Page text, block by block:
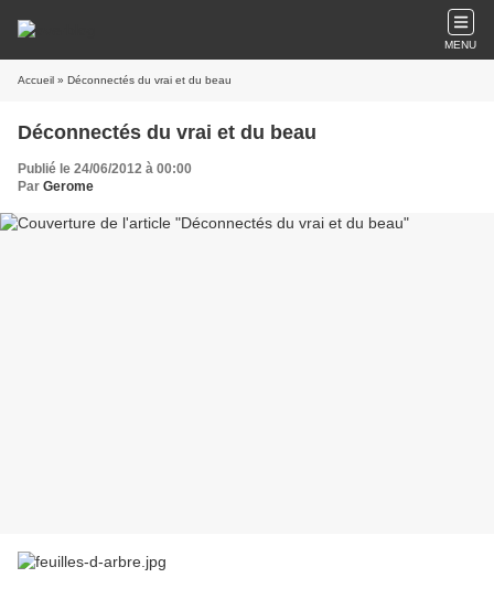
MENU
Accueil » Déconnectés du vrai et du beau
Déconnectés du vrai et du beau
Publié le 24/06/2012 à 00:00
Par Gerome